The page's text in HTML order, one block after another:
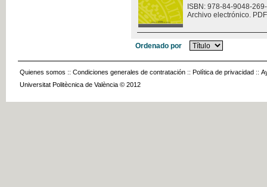
ISBN: 978-84-9048-
Archivo electrónico.
Ordenado por
Quienes somos :: Condiciones generales de contratación :: Política de privacidad ::
Universitat Politècnica de València © 2012